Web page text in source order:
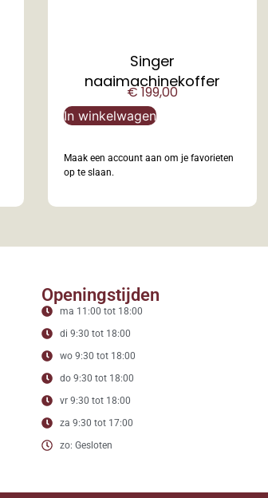
Singer
naaimachinekoffer
€199,00
In winkelwagen
Maak een account aan om je favorieten
op te slaan.
Openingstijden
ma 11:00 tot 18:00
di 9:30 tot 18:00
wo 9:30 tot 18:00
do 9:30 tot 18:00
vr 9:30 tot 18:00
za 9:30 tot 17:00
zo: Gesloten